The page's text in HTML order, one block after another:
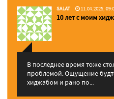
SALAT 11.04.2025,
10 лет с моим
В последнее время тоже
проблемой. Ощущение
хиджабом и рано по...